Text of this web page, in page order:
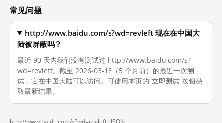
常见问题
http://www.baidu.com/s?wd=revleft 现在在中国大
陆被屏蔽吗？
最近 90 天内我们没有测试过 http://www.baidu.com/s?
wd=revleft。截至 2026-03-18（5 个月前）的最近一次测
试，它在中国大陆可以访问。可使用本页的“立即测试”按钮获
取最新结果。
http://www.baidu.com/s?wd=revleft · JSON